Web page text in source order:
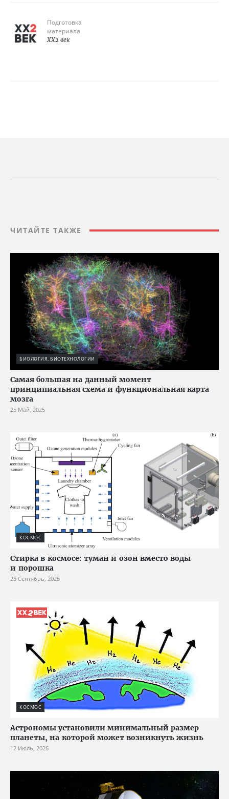
Подготовка
материала
XX2 век
ЧИТАЙТЕ ТАКЖЕ
БИОЛОГИЯ, БИОТЕХНОЛОГИИ
Cамая большая на данный момент
принципиальная схема и функциональная карта
мозга
25 Май, 2025
КОСМОС
Стирка в космосе: туман и озон вместо воды
и порошка
25 Сентябрь, 2025
КОСМОС
Астрономы установили минимальный размер
планеты, на которой может возникнуть жизнь
12 Июль, 2026